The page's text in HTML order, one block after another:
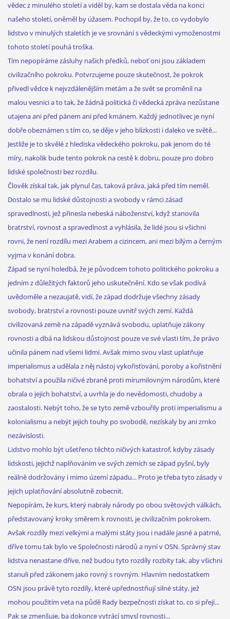
vědec z minulého století a viděl by, kam se dostala věda na konci
našeho století, oněměl by úžasem. Pochopil by, že to, co vydobylo
lidstvo v minulých staletích je ve srovnání s vědeckými vymoženostmi
tohoto století pouhá troška.
Tím nepopíráme zásluhy našich předků, neboť oni jsou základem
civilizačního pokroku. Potvrzujeme pouze skutečnost, že pokrok
přivedl vědce k nejvzdálenějším metám a že svět se proměnil na
malou vesnici a to tak, že žádná politická či vědecká zpráva nezůstane
utajena ani před pánem ani před kmánem. Každý jednotlivec je nyní
dobře obeznámen s tím co, se děje v jeho blízkosti i daleko ve světě...
Jestliže je to skvělé z hlediska vědeckého pokroku, pak jenom do té
míry, nakolik bude tento pokrok na cestě k dobru, pouze pro dobro
lidské společnosti bez rozdílu.
Člověk získal tak, jak plynul čas, taková práva, jaká před tím neměl.
Dostalo se mu lidské důstojnosti a svobody v rámci zásad
spravedlnosti, jež přinesla nebeská náboženství, když stanovila
bratrství, rovnost a spravedlnost a vyhlásila, že lidé jsou si všichni
rovni, že není rozdílu mezi Arabem a cizincem, ani mezi bílým a černým
vyjma v konání dobra.
Západ se nyní holedbá, že je původcem tohoto politického pokroku a
jedním z důležitých faktorů jeho uskutečnění. Kdo se však podívá
uvědoměle a nezaujatě, vidí, že západ dodržuje všechny zásady
svobody, bratrství a rovnosti pouze uvnitř svých zemí. Každá
civilizovaná země na západě vyznává svobodu, uplatňuje zákony
rovnosti a dbá na lidskou důstojnost pouze ve své vlasti tím, že právo
učinila pánem nad všemi lidmi. Avšak mimo svou vlast uplatňuje
imperialismus a udělala z něj nástoj vykořisťování, poroby a kořistnění
bohatství a použila ničivé zbraně proti mírumilovným národům, které
obrala o jejich bohatství, a uvrhla je do nevědomosti, chudoby a
zaostalosti. Nebýt toho, že se tyto země vzbouřily proti imperialismu a
kolonialismu a nebýt jejich touhy po svobodě, nezískaly by ani zrnko
nezávislosti.
Lidstvo mohlo být ušetřeno těchto ničivých katastrof, kdyby zásady
lidskosti, jejichž naplňováním ve svých zemích se západ pyšní, byly
reálně dodržovány i mimo území západu... Proto je třeba tyto zásady v
jejich uplatňování absolutně zobecnit.
Nepopírám, že kurs, který nabraly národy po obou světových válkách,
představovaný kroky směrem k rovnosti, je civilizačním pokrokem.
Avšak rozdíly mezi velkými a malými státy jsou i nadále jasné a patrné,
dříve tomu tak bylo ve Společnosti národů a nyní v OSN. Správný stav
lidstva nenastane dříve, než budou tyto rozdíly rozbity tak, aby všichni
stanuli před zákonem jako rovný s rovným. Hlavním nedostatkem
OSN jsou právě tyto rozdíly, které upřednostňují silné státy, jež
mohou použitím veta na půdě Rady bezpečnosti získat to, co si přejí...
Pak se zmenšuje, ba dokonce vytrácí smysl rovnosti...